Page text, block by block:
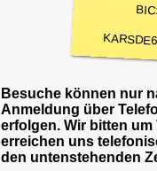
BIC:
Besuche können nur
Anmeldung über
erfolgen. Wir bitten um
erreichen uns
den untenstehenden